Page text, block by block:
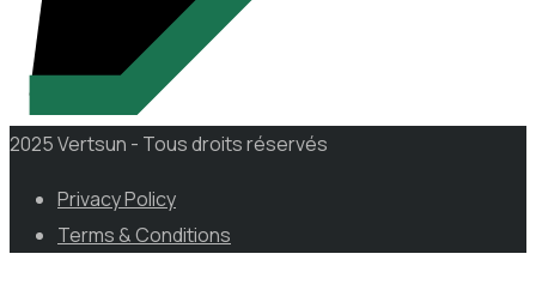
2025 Vertsun - Tous droits réservés
Privacy Policy
Terms & Conditions